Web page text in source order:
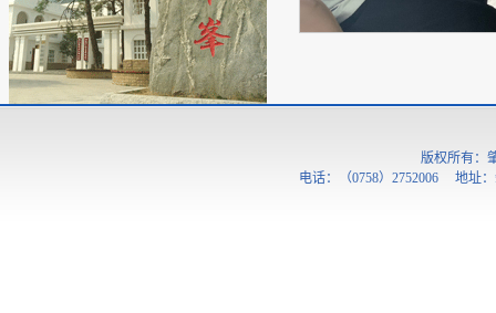
版权所有：
电话：（0758）2752006 地址